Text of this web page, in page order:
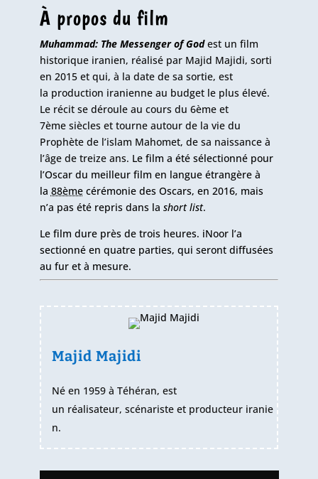
À propos du film
Muhammad: The Messenger of God est un film
historique iranien, réalisépar Majid Majidi, sorti
en 2015et qui, à la date de sa sortie, est
la production iranienneau budget le plus élevé.
Le récit se déroule au cours du 6ème et
7ème siècleset tourne autour de la vie du
Prophète de l’islam Mahomet, de sa naissance à
l’âge de treize ans. Le film a été sélectionné pour
l’Oscar du meilleur film en langue étrangèreà
la 88èmecérémonie des Oscars, en 2016, mais
n’a pas été repris dans la short list.
Le film dure près de trois heures. iNoor l’a
sectionné en quatre parties, qui seront diffusées
au fur et à mesure.
Majid Majidi
Né en 1959à Téhéran, est
un réalisateur, scénaristeet producteur iranie
n.